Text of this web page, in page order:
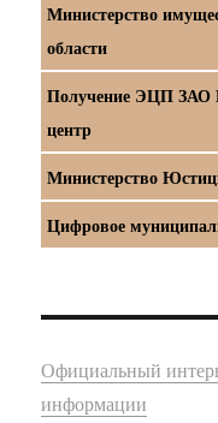
Министерство
области
Получение ЭЦП ЗАО
центр
Министерство
Цифровое
Официальный
информации